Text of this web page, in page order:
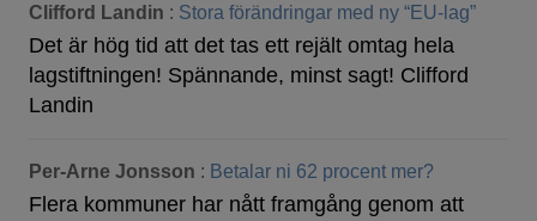
Clifford Landin : Stora förändringar med ny “EU-lag”
Det är hög tid att det tas ett rejält omtag hela
lagstiftningen! Spännande, minst sagt! Clifford
Landin
Per-Arne Jonsson : Betalar ni 62 procent mer?
Flera kommuner har nått framgång genom att